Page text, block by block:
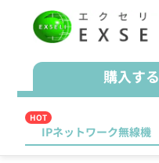
購入する
HOT
IPネットワーク無線機